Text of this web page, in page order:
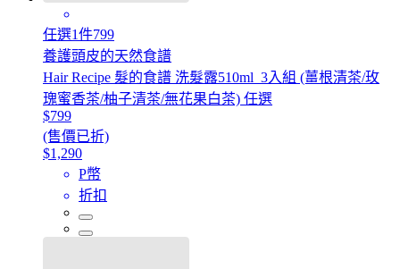
任選1件799
養護頭皮的天然食譜
Hair Recipe 髮的食譜 洗髮露510ml_3入組 (薑根清茶/玫
瑰蜜香茶/柚子清茶/無花果白茶) 任選
$799
(售價已折)
$1,290
P幣
折扣